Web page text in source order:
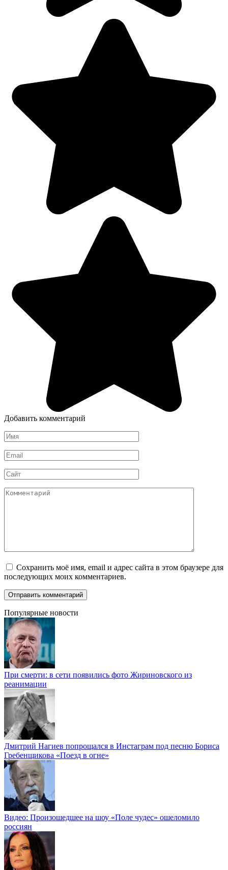
Добавить комментарий
Имя
*
Email
*
Сайт
Комментарий
Сохранить моё имя, email и адрес сайта в этом браузере для
последующих моих комментариев.
Популярные новости
При смерти: в сети появились фото Жириновского из
реанимации
Дмитрий Нагиев попрощался в Инстаграм под песню Бориса
Гребенщикова «Поезд в огне»
Видео: Произошедшее на шоу «Поле чудес» ошеломило
россиян